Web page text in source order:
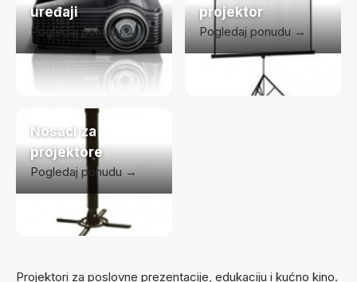
uređaji
Pogledaj ponudu →
projektor
Pogledaj ponudu →
Nosaci za
projektore
Pogledaj ponudu →
Projektori za poslovne prezentacije, edukaciju i kućno kino.